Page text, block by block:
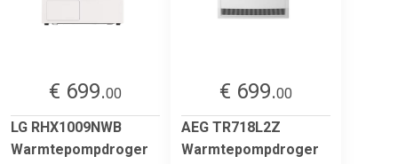
€ 699.00
LG RHX1009NWB
Warmtepompdroger
€ 699.00
AEG TR718L2Z
Warmtepompdroger